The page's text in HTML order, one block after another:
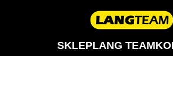
SKLEPLANG TEAM